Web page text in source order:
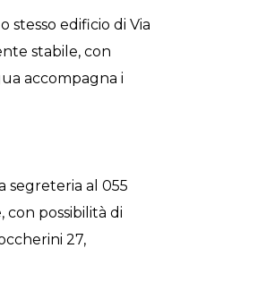
stesso edificio di Via
stabile, con
accompagna i
segreteria al 055
con possibilità di
27,